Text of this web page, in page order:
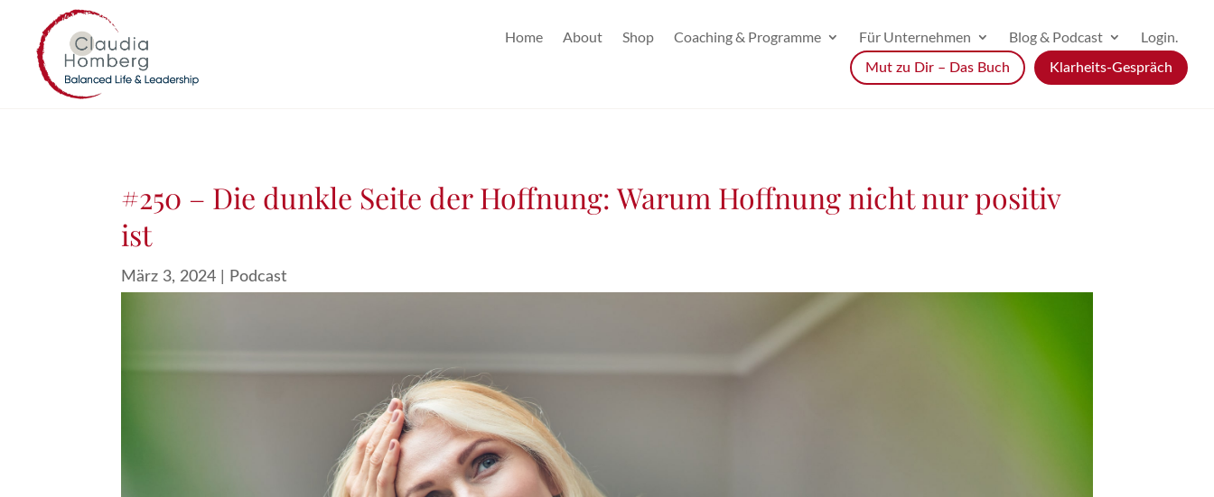
Home About Shop Coaching & Programme Für Unternehmen Blog & Podcast Login.
Mut zu Dir – Das Buch Klarheits-Gespräch
#250 – Die dunkle Seite der Hoffnung: Warum Hoffnung nicht nur positiv
ist
März 3, 2024 Podcast